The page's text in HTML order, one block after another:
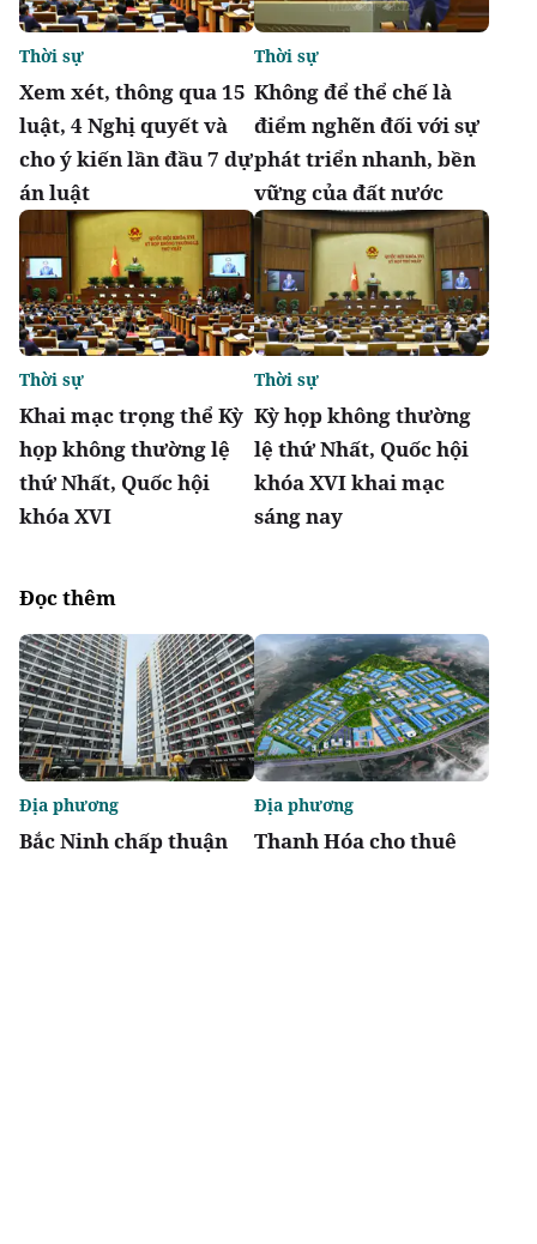
Xem xét, thông qua 15
luật, 4 Nghị quyết và
cho ý kiến lần đầu 7 dự
án luật
Thời sự
Không để thể chế là
điểm nghẽn đối với sự
phát triển nhanh, bền
vững của đất nước
Thời sự
Khai mạc trọng thể Kỳ
họp không thường lệ
thứ Nhất, Quốc hội
khóa XVI
Thời sự
Kỳ họp không thường
lệ thứ Nhất, Quốc hội
khóa XVI khai mạc
sáng nay
Thời sự
Đọc thêm
Bắc Ninh chấp thuận
Địa phương
Thanh Hóa cho thuê
Địa phương